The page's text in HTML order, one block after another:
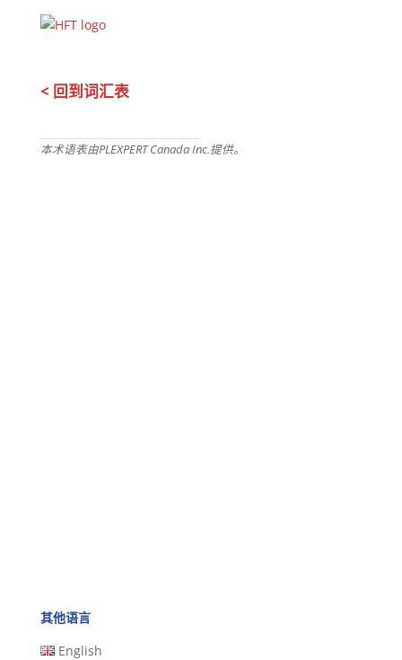
< 回到词汇表
本术语表由PLEXPERT Canada Inc.提供。
其他语言
English